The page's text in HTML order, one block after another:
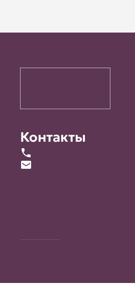
Контакты